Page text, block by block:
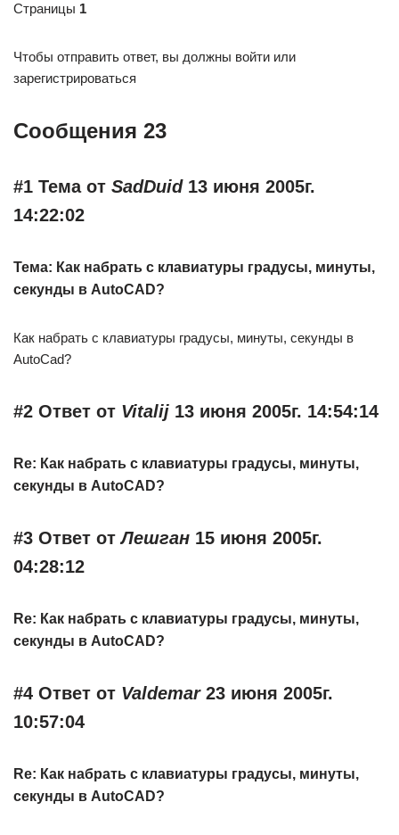
Страницы 1
Чтобы отправить ответ, вы должны войти или
зарегистрироваться
Сообщения 23
#1 Тема от SadDuid13 июня 2005г.
14:22:02
Тема: Как набрать с клавиатуры градусы, минуты,
секунды в AutoCAD?
Как набрать с клавиатуры градусы, минуты, секунды в
AutoCad?
#2 Ответ от Vitalij 13 июня 2005г. 14:54:14
Re: Как набрать с клавиатуры градусы, минуты,
секунды в AutoCAD?
#3 Ответ отЛешган 15 июня 2005г.
04:28:12
Re: Как набрать с клавиатуры градусы, минуты,
секунды в AutoCAD?
#4 Ответ от Valdemar23 июня 2005г.
10:57:04
Re: Как набрать с клавиатуры градусы, минуты,
секунды в AutoCAD?